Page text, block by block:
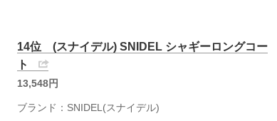
14位 (スナイデル) SNIDEL シャギーロングコー
ト
13,548円
ブランド：SNIDEL(スナイデル)